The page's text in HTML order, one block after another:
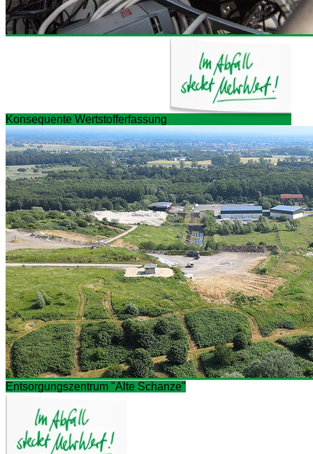
Konsequente Wertstofferfassung
Entsorgungszentrum "Alte Schanze"